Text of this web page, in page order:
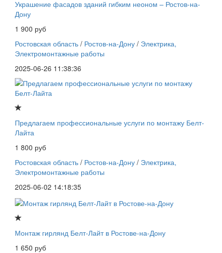
Украшение фасадов зданий гибким неоном – Ростов-на-
Дону
1 900 руб
Ростовская область / Ростов-на-Дону / Электрика,
Электромонтажные работы
2025-06-26 11:38:36
Предлагаем профессиональные услуги по монтажу Белт-
Лайта
1 800 руб
Ростовская область / Ростов-на-Дону / Электрика,
Электромонтажные работы
2025-06-02 14:18:35
Монтаж гирлянд Белт-Лайт в Ростове-на-Дону
1 650 руб